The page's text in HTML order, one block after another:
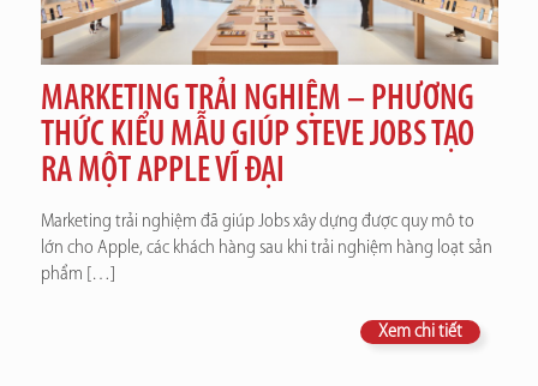
MARKETING TRẢI NGHIỆM – PHƯƠNG
THỨC KIỂU MẪU GIÚP STEVE JOBS TẠO
RA MỘT APPLE VĨ ĐẠI
Marketing trải nghiệm đã giúp Jobs xây dựng được quy mô to
lớn cho Apple, các khách hàng sau khi trải nghiệm hàng loạt sản
phẩm […]
Xem chi tiết